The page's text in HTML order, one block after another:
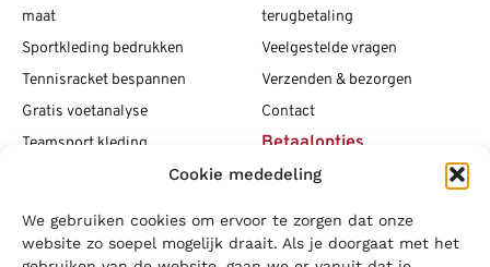
Cookie mededeling
We gebruiken cookies om ervoor te zorgen dat onze
website zo soepel mogelijk draait. Als je doorgaat met het
maat
Sportkleding bedrukken
Tennisracket bespannen
Gratis voetanalyse
Teamsport kleding
Vacatures
terugbetaling
Veelgestelde vragen
Verzenden & bezorgen
Contact
Betaalopties
Social media